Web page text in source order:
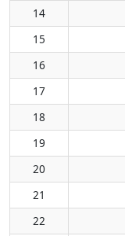
14
15
16
17
18
19
20
21
22